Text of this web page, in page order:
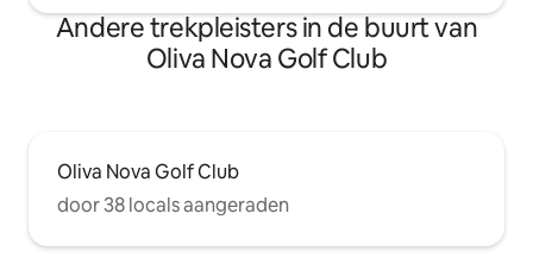
Andere trekpleisters in de buurt van
Oliva Nova Golf Club
Oliva Nova Golf Club
door 38 locals aangeraden